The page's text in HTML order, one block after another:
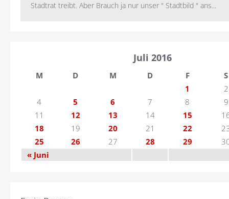
Stadtrat treibt. Aber Brauch ja nur unser " Stadtbild " ans...
Juli 2016
M D M D F
S
1
2
4
5 6 7 8
9
11
12 13 14 15
18
19 20 21 22
25
26 27 28 29
« Juni